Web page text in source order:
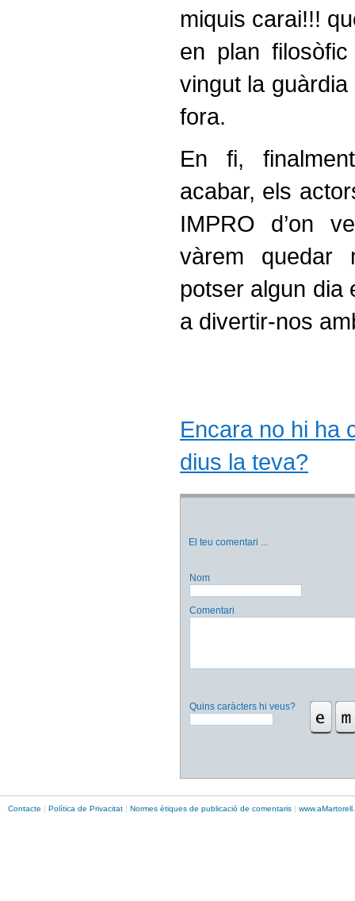
miquis carai!!!
en plan
vingut la
fora.
En fi,
acabar, els
IMPRO d’on
vàrem quedar
potser algun dia
a divertir-nos
Encara no hi ha
dius la teva?
El teu comentari ...
Nom
Comentari
Quins caràcters hi veus?
Contacte | Política de Privacitat | Normes ètiques de publicació de comentaris | www.aMartorell